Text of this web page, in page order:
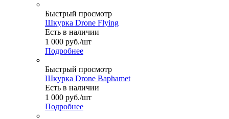
Быстрый просмотр
Шкурка Drone Flying
Есть в наличии
1 000 руб./шт
Подробнее
Быстрый просмотр
Шкурка Drone Baphamet
Есть в наличии
1 000 руб./шт
Подробнее